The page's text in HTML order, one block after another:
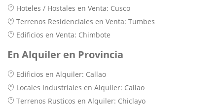
Hoteles / Hostales en Venta: Cusco
Terrenos Residenciales en Venta: Tumbes
Edificios en Venta: Chimbote
En Alquiler en Provincia
Edificios en Alquiler: Callao
Locales Industriales en Alquiler: Callao
Terrenos Rusticos en Alquiler: Chiclayo